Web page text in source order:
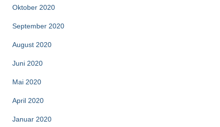
Oktober 2020
September 2020
August 2020
Juni 2020
Mai 2020
April 2020
Januar 2020